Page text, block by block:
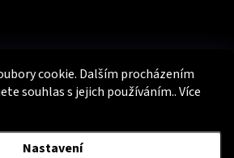
cookie. Dalším procházením
souhlas s jejich používáním.. Více
Nastavení